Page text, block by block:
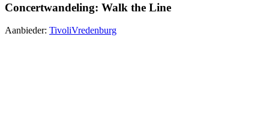
Concertwandeling: Walk the Line
Aanbieder: TivoliVredenburg